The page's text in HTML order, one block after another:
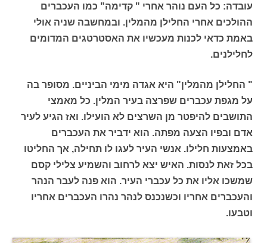
עובדה: כל העם נוהר אחרי " קדימה" כמו העכברים
ההולכים אחרי החלילן מהמלין. ובמחשבה שניה אולי
באמת כדאי לכנות מעכשיו את האסטרטגים המדומים
לחלילנים.
" החלילן מהמלין" היא אגדה מימי הביניים. מסופר בה
על מגפת עכברים שפרצה בעיר המלין. כל מאמצי
התושבים להיפטר מן השרצים לא הועילו. ואז הגיע לעיר
אדם ובפיו הצעה מפתה. הוא ידביר את העכברים
באמצעות חלילו. אנשי העיר לעגו לו תחילה, אך החליטו
בכל זאת לנסות. האיש יצא לרחוב והשמיע צלילי קסם
שמשכו אליו את כל עכברי העיר. הוא פנה לעבר הנהר
והעכברים אחריו וכשנכנס לנהר נהרו העכברים אחריו
וטבעו.